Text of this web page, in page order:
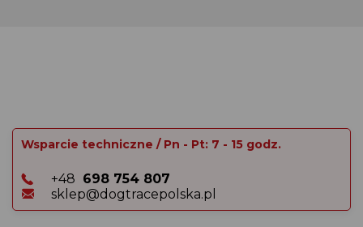
Wsparcie techniczne / Pn - Pt: 7 - 15 godz.
+48 698 754 807
sklep@dogtracepolska.pl